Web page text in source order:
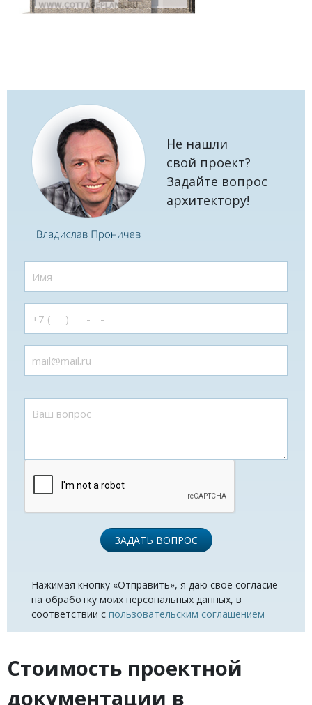
Не нашли
свой проект?
Задайте вопрос
архитектору!
ЗАДАТЬ ВОПРОС
Нажимая кнопку «Отправить», я даю свое согласие
на обработку моих персональных данных, в
соответствии с пользовательским соглашением
Стоимость проектной
документации в